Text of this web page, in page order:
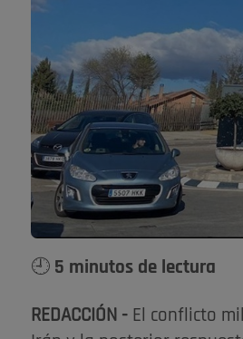
🕘 5 minutos de lectura
REDACCIÓN - El conflicto